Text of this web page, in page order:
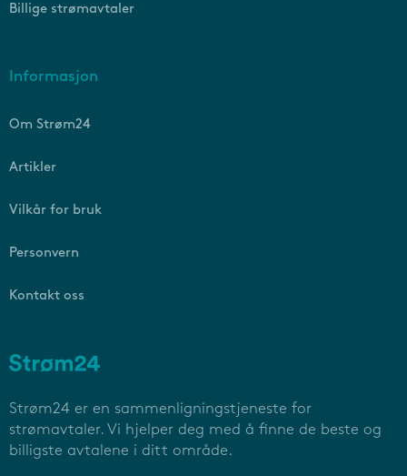
Strøm24 er en sammenligningstjeneste for
strømavtaler. Vi hjelper deg med å finne de beste og
billigste avtalene i ditt område.
Billige strømavtaler
Informasjon
Om Strøm24
Artikler
Vilkår for bruk
Personvern
Kontakt oss